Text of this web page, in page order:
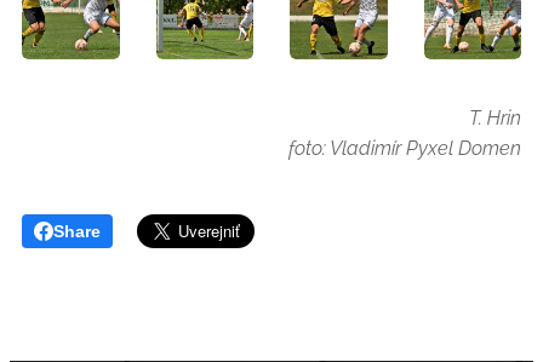
T. Hrin
foto: Vladimír Pyxel Domen
Share